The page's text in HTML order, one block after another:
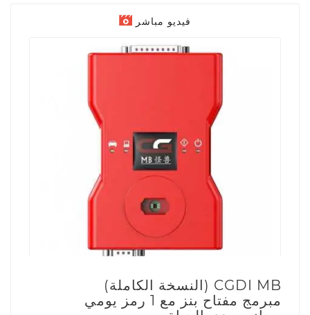
فيديو مباشر
CGDI MB (النسخة الكاملة)
مبرمج مفتاح بنز مع 1 رمز يومي